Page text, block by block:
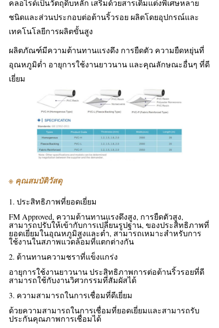
คลอไรด์เป็นวัตถุดิบหลัก เสริมด้วยสารเติมแต่งพิเศษหลาย
ชนิดและส่วนประกอบต่อต้านริ้วรอย ผลิตโดยอุปกรณ์และ
เทคโนโลยีการผลิตขั้นสูง
ผลิตภัณฑ์มีความต้านทานแรงดึง การยืดตัว ความยืดหยุ่นที่
อุณหภูมิต่ำ อายุการใช้งานยาวนาน และคุณลักษณะอื่นๆ ที่ดี
เยี่ยม
※ คุณสมบัติวัสดุ
1. ประสิทธิภาพที่ยอดเยี่ยม
FM Approved, ความต้านทานแรงดึงสูง, การยืดตัวสูง,
สามารถปรับให้เข้ากับการเปลี่ยนรูปฐาน, ของประสิทธิภาพที่
ยอดเยี่ยมในอุณหภูมิสูงและต่ำ, สามารถเหมาะสำหรับการ
ใช้งานในสภาพแวดล้อมที่แตกต่างกัน
2. ต้านทานความชราที่แข็งแกร่ง
อายุการใช้งานยาวนาน ประสิทธิภาพการต่อต้านริ้วรอยที่ดี
สามารถใช้กับงานวิศวกรรมที่สัมผัสได้
3. ความสามารถในการเชื่อมที่ดีเยี่ยม
ด้วยความสามารถในการเชื่อมที่ยอดเยี่ยมและสามารถรับ
ประกันคุณภาพการเชื่อมได้